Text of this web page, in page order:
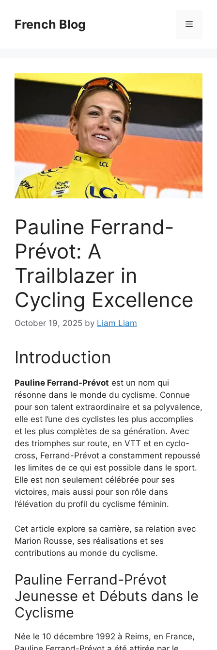
contentFrench Blog Menu
Pauline Ferrand-
Prévot: A
Trailblazer in
Cycling Excellence
October 19, 2025 by Liam Liam
Introduction
Pauline Ferrand-Prévot est un nom qui
résonne dans le monde du cyclisme. Connue
pour son talent extraordinaire et sa polyvalence,
elle est l’une des cyclistes les plus accomplies
et les plus complètes de sa génération. Avec
des triomphes sur route, en VTT et en cyclo-
cross, Ferrand-Prévot a constamment repoussé
les limites de ce qui est possible dans le sport.
Elle est non seulement célébrée pour ses
victoires, mais aussi pour son rôle dans
l’élévation du profil du cyclisme féminin.
Cet article explore sa carrière, sa relation avec
Marion Rousse, ses réalisations et ses
contributions au monde du cyclisme.
Pauline Ferrand-Prévot
Jeunesse et Débuts dans le
Cyclisme
Née le 10 décembre 1992 à Reims, en France,